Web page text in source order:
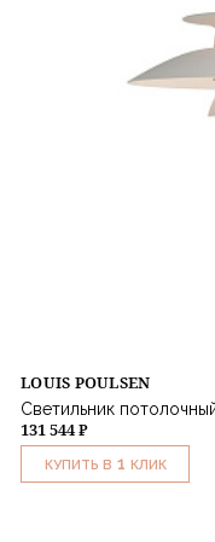
LOUIS POULSEN
Светильник
131 544 ₽
КУПИТЬ В 1 КЛИК